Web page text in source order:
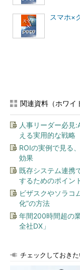
スマホ×
関連資料（ホワイ
人事リーダー必見
える実用的な戦略
ROIの実例で見る
効果
既存システム連携
するためのポイン
ビザスクやソラコ
化”の方法
年間200時間超の
全社DX」
チェックしておき